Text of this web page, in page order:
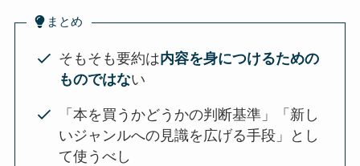
まとめ
そもそも要約は内容を身につけるための
ものではない
「本を買うかどうかの判断基準」「新し
いジャンルへの見識を広げる手段」とし
て使うべし